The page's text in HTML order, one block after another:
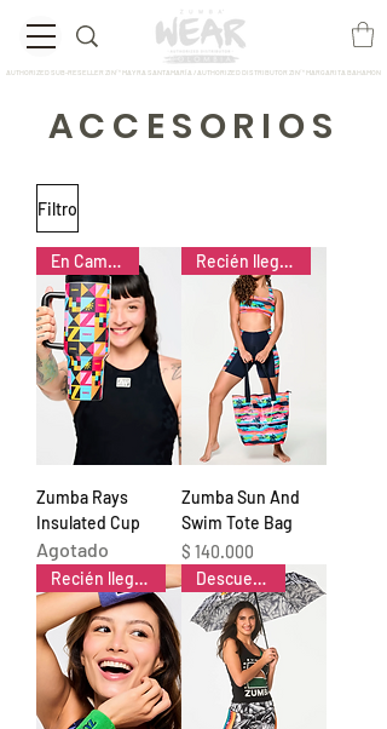
AUTHORIZED SUB-RESELLER ZIN™ MAYRA SANTAMARÍA / AUTHORIZED DISTRIBUTOR ZIN™ MARGARITA BAHAMON
ACCESORIOS
Filtro
En Camino ✈️
Zumba Rays
Insulated Cup
Agotado
Recién llegado 📦
Zumba Sun And
Swim Tote Bag
Precio
$ 140.000
Recién llegado 📦
Descuento %